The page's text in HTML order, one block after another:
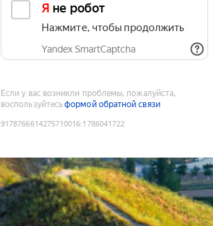
Я не робот
Нажмите, чтобы продолжить
Yandex SmartCaptcha
Если у вас возникли проблемы, пожалуйста,
воспользуйтесьформой обратной связи
9178766614275710016:1786041722